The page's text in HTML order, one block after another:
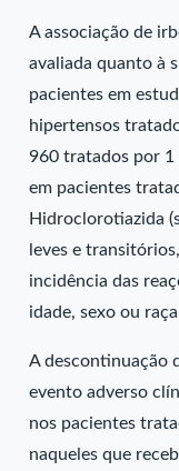
A associação de
avaliada quanto à
pacientes em
hipertensos
960 tratados por 1
em pacientes
Hidroclorotiazida
leves e
incidência das
idade, sexo ou
A descontinuação
evento adverso
nos pacientes
naqueles que